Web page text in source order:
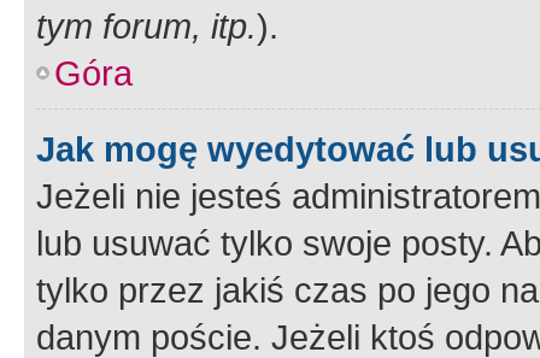
tym forum, itp.).
Góra
Jak mogę wyedytować lub
Jeżeli nie jesteś
lub usuwać tylko swoje posty.
tylko przez jakiś czas po jego
danym poście. Jeżeli ktoś